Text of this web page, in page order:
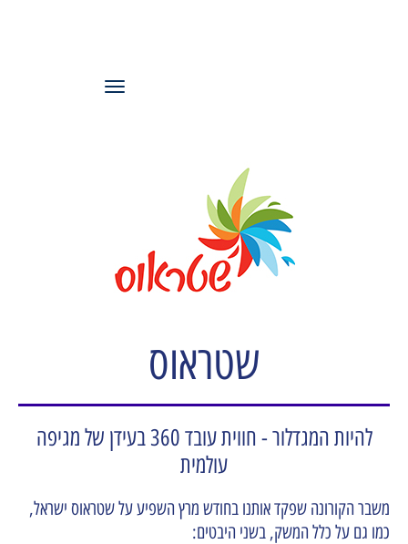
תפריט
שטראוס
להיות המגדלור - חווית עובד 360 בעידן של מגיפה
עולמית
משבר הקורונה שפקד אותנו בחודש מרץ השפיע על שטראוס ישראל,
כמו גם על כלל המשק, בשני היבטים: